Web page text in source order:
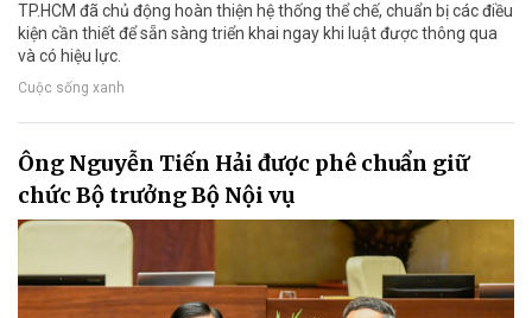
TP.HCM đã chủ động hoàn thiện hệ thống thể chế, chuẩn bị các điều
kiện cần thiết để sẵn sàng triển khai ngay khi luật được thông qua
và có hiệu lực.
Cuộc sống xanh
Ông Nguyễn Tiến Hải được phê chuẩn giữ
chức Bộ trưởng Bộ Nội vụ